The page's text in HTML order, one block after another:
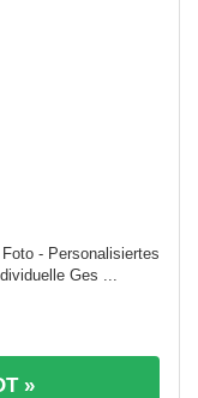
- Personalisiertes
Ges ...
»